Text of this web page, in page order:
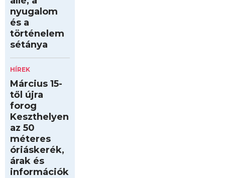
nyugalom
és a
történelem
sétánya
HÍREK
Március 15-
től újra
forog
Keszthelyen
az 50
méteres
óriáskerék,
árak és
információk